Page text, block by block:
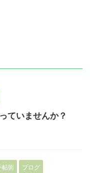
ていませんか？
帖術 ブログ